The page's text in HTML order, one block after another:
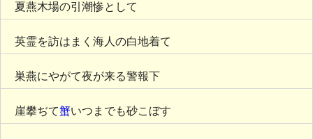
夏燕木場の引潮惨として
英霊を訪はまく海人の白地着て
巣燕にやがて夜が来る警報下
崖攀ぢて蟹いつまでも砂こぼす